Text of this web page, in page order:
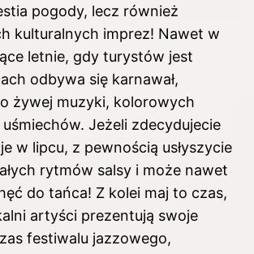
pogody, lecz również
kulturalnych imprez! Nawet w
letnie, gdy turystów jest
odbywa się karnawał,
żywej muzyki, kolorowych
Jeżeli zdecydujecie
w lipcu, z pewnością usłyszycie
rytmów salsy i może nawet
do tańca! Z kolei maj to czas,
artyści prezentują swoje
festiwalu jazzowego,